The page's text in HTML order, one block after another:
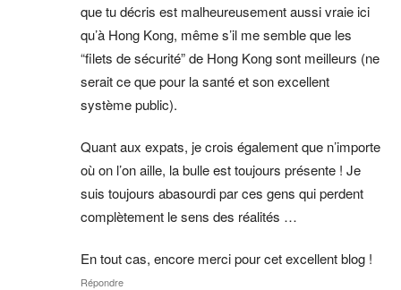
que tu décris est malheureusement aussi vraie ici
qu’à Hong Kong, même s’il me semble que les
“filets de sécurité” de Hong Kong sont meilleurs (ne
serait ce que pour la santé et son excellent
système public).
Quant aux expats, je crois également que n’importe
où on l’on aille, la bulle est toujours présente ! Je
suis toujours abasourdi par ces gens qui perdent
complètement le sens des réalités …
En tout cas, encore merci pour cet excellent blog !
Répondre